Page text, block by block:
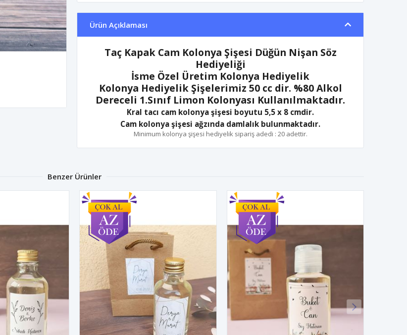
Ürün Açıklaması
Taç Kapak Cam Kolonya Şişesi Düğün Nişan Söz
Hediyeliği
İsme Özel Üretim Kolonya Hediyelik
Kolonya Hediyelik Şişelerimiz 50 cc dir. %80 Alkol
Dereceli 1.Sınıf Limon Kolonyası Kullanılmaktadır.
Kral tacı cam kolonya şişesi boyutu 5,5 x 8 cmdir.
Cam kolonya şişesi ağzında damlalık bulunmaktadır.
Minimum kolonya şişesi hediyelik sipariş adedi : 20 adettir.
Benzer Ürünler